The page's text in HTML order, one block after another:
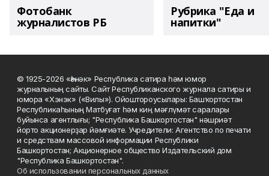
Фотобанк
журналистов РБ
Рубрика "Еда и
напитки"
© 1925-2026 «Һәнәк» Республика сатира һәм юмор
журналының сайты. Сайт Республиканского журнала сатиры и
юмора «Хэнэк» («Вилы»). Ойоштороусылары: Башҡортостан
Республикаһының Матбуғат һәм киң мәғлүмәт саралары
буйынса агентлығы; "Республика Башкортостан" нәшриәт
йорто акционерҙар йәмғиәте. Учредители: Агентство по печати
и средствам массовой информации Республики
Башкортостан; Акционерное общество Издательский дом
"Республика Башкортостан".
Об использовании персональных данных